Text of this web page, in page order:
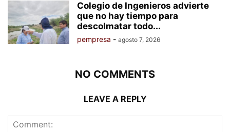
Colegio de Ingenieros advierte
que no hay tiempo para
descolmatar todo...
pempresa - agosto 7, 2026
NO COMMENTS
LEAVE A REPLY